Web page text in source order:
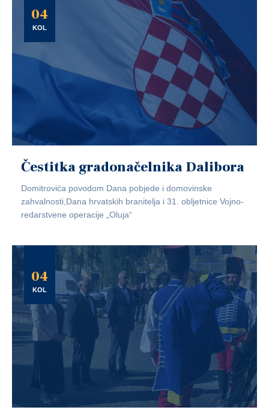
04
KOL
Čestitka gradonačelnika Dalibora
Domitrovića povodom Dana pobjede i domovinske
zahvalnosti,Dana hrvatskih branitelja i 31. obljetnice Vojno-
redarstvene operacije „Oluja“
04
KOL